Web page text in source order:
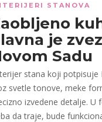
STANOVA
je
Sadu
stana koji
svetle tonove, meke
izvedene detalje.
da traje, bude